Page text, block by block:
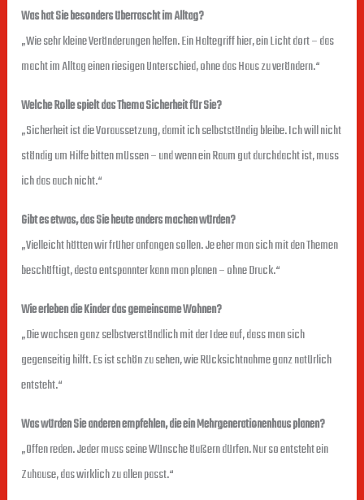
Was hat Sie besonders überrascht im Alltag?
„Wie sehr kleine Veränderungen helfen. Ein Haltegriff hier, ein Licht dort – das
macht im Alltag einen riesigen Unterschied, ohne das Haus zu verändern.“
Welche Rolle spielt das Thema Sicherheit für Sie?
„Sicherheit ist die Voraussetzung, damit ich selbstständig bleibe. Ich will nicht
ständig um Hilfe bitten müssen – und wenn ein Raum gut durchdacht ist, muss
ich das auch nicht.“
Gibt es etwas, das Sie heute anders machen würden?
„Vielleicht hätten wir früher anfangen sollen. Je eher man sich mit den Themen
beschäftigt, desto entspannter kann man planen – ohne Druck.“
Wie erleben die Kinder das gemeinsame Wohnen?
„Die wachsen ganz selbstverständlich mit der Idee auf, dass man sich
gegenseitig hilft. Es ist schön zu sehen, wie Rücksichtnahme ganz natürlich
entsteht.“
Was würden Sie anderen empfehlen, die ein Mehrgenerationenhaus planen?
„Offen reden. Jeder muss seine Wünsche äußern dürfen. Nur so entsteht ein
Zuhause, das wirklich zu allen passt.“